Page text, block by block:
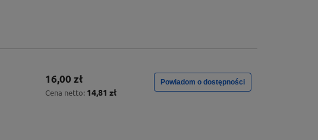
16,00 zł
Cena netto: 14,81 zł
Powiadom o dostępności